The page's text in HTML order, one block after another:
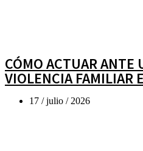
CÓMO ACTUAR ANTE
VIOLENCIA FAMILIAR
17 / julio / 2026